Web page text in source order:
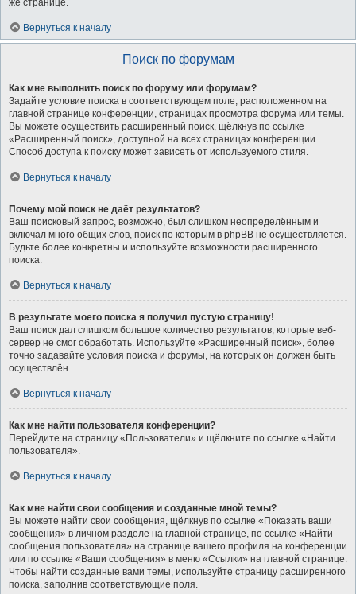
же странице.
Вернуться к началу
Поиск по форумам
Как мне выполнить поиск по форуму или форумам?
Задайте условие поиска в соответствующем поле, расположенном на
главной странице конференции, страницах просмотра форума или темы.
Вы можете осуществить расширенный поиск, щёлкнув по ссылке
«Расширенный поиск», доступной на всех страницах конференции.
Способ доступа к поиску может зависеть от используемого стиля.
Вернуться к началу
Почему мой поиск не даёт результатов?
Ваш поисковый запрос, возможно, был слишком неопределённым и
включал много общих слов, поиск по которым в phpBB не осуществляется.
Будьте более конкретны и используйте возможности расширенного
поиска.
Вернуться к началу
В результате моего поиска я получил пустую страницу!
Ваш поиск дал слишком большое количество результатов, которые веб-
сервер не смог обработать. Используйте «Расширенный поиск», более
точно задавайте условия поиска и форумы, на которых он должен быть
осуществлён.
Вернуться к началу
Как мне найти пользователя конференции?
Перейдите на страницу «Пользователи» и щёлкните по ссылке «Найти
пользователя».
Вернуться к началу
Как мне найти свои сообщения и созданные мной темы?
Вы можете найти свои сообщения, щёлкнув по ссылке «Показать ваши
сообщения» в личном разделе на главной странице, по ссылке «Найти
сообщения пользователя» на странице вашего профиля на конференции
или по ссылке «Ваши сообщения» в меню «Ссылки» на главной странице.
Чтобы найти созданные вами темы, используйте страницу расширенного
поиска, заполнив соответствующие поля.